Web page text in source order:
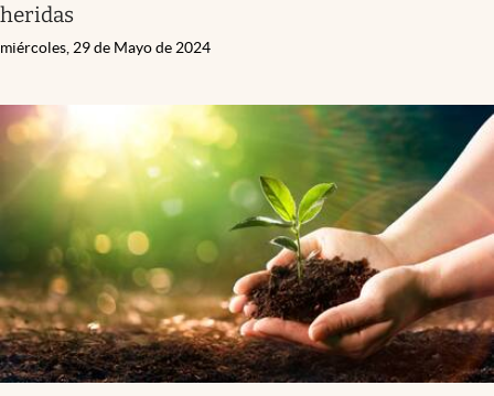
heridas
miércoles, 29 de Mayo de 2024